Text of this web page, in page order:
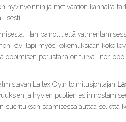
hyvinvoinnin ja motivaation kannalta
Hän painotti, että
kävi läpi myös kokemuksiaan
oppimisen perustana on turvallinen
Laitex Oy:n toimitusjohtajan
ja hyvien puolien esiin
suorituksen saamisessa auttaa se, että